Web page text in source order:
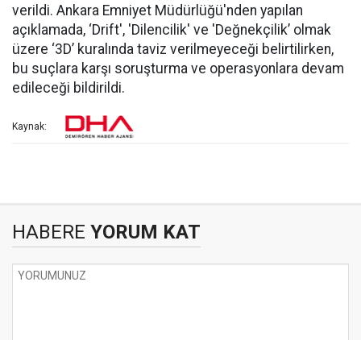
verildi. Ankara Emniyet Müdürlüğü'nden yapılan
açıklamada, ‘Drift', 'Dilencilik' ve 'Değnekçilik’ olmak
üzere ‘3D’ kuralında taviz verilmeyeceği belirtilirken,
bu suçlara karşı soruşturma ve operasyonlara devam
edileceği bildirildi.
Kaynak:
HABERE YORUM KAT